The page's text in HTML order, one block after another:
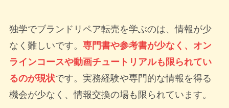
独学でブランドリペア転売を学ぶのは、情報が少
なく難しいです。 専門書や参考書が少なく、オン
ラインコースや動画チュートリアルも限られてい
るのが現状です。実務経験や専門的な情報を得る
機会が少なく、情報交換の場も限られています。